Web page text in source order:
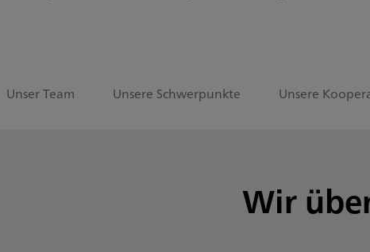
Unser Team Unsere Schwerpunkte Unsere
Wir